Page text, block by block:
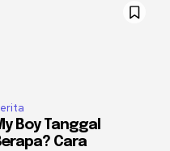
Boy Tanggal
Cara